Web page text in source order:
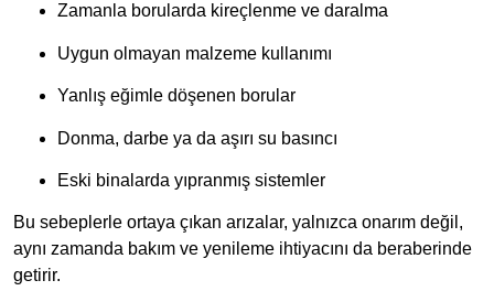
Zamanla borularda kireçlenme ve daralma
Uygun olmayan malzeme kullanımı
Yanlış eğimle döşenen borular
Donma, darbe ya da aşırı su basıncı
Eski binalarda yıpranmış sistemler
Bu sebeplerle ortaya çıkan arızalar, yalnızca onarım değil,
aynı zamanda bakım ve yenileme ihtiyacını da beraberinde
getirir.